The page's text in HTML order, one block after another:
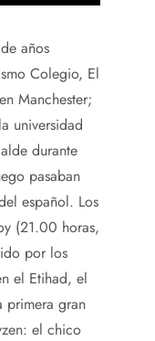
años
Colegio, El
Manchester;
universidad
durante
pasaban
español. Los
(21.00 horas,
por los
el Etihad, el
primera gran
el chico